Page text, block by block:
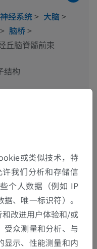
经系统> 大脑 >
> 脑桥>
丘脑脊髓前束
结构
建议。
或类似技术，特
我们分析和存储信
个人数据（例如 IP
、唯一标识符）。
改进用户体验和/或
受众测量和分析、与
显示、性能测量和内